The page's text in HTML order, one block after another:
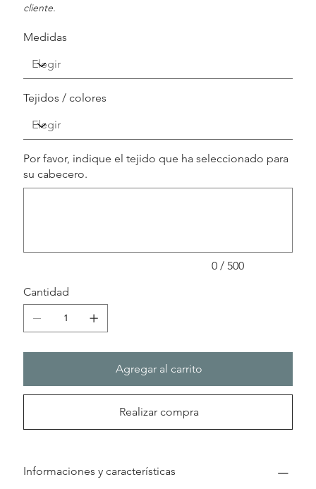
cliente.
Medidas
Tejidos / colores
Por favor, indique el tejido que ha seleccionado para
su cabecero.
0 / 500
Cantidad
Agregar al carrito
Realizar compra
Informaciones y características